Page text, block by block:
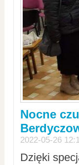
Nocne
2022-05-26
Dzięki